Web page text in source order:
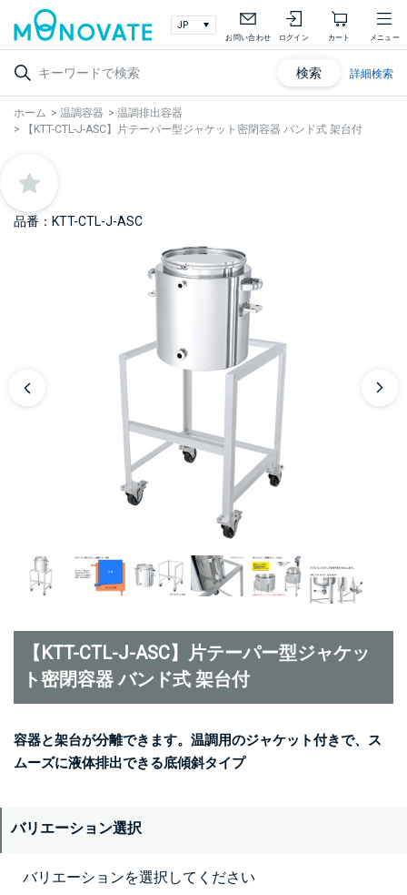
お問い合わせ ログイン カート メニュー
検索 詳細検索
ホーム > 温調容器 > 温調排出容器
>
【KTT-CTL-J-ASC】片テーパー型ジャケット密閉容器 バンド式 架台付
品番：KTT-CTL-J-ASC
【KTT-CTL-J-ASC】片テーパー型ジャケッ
ト密閉容器 バンド式 架台付
容器と架台が分離できます。温調用のジャケット付きで、ス
ムーズに液体排出できる底傾斜タイプ
バリエーション選択
バリエーションを選択してください